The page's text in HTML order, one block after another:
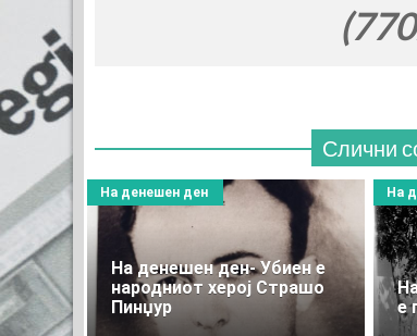
(770x120)
Слични
На денешен ден- Убиен е
народниот херој Страшо
Пинџур
На денешен ден
е
На